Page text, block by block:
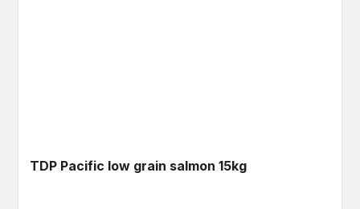
TDP Pacific low grain salmon 15kg